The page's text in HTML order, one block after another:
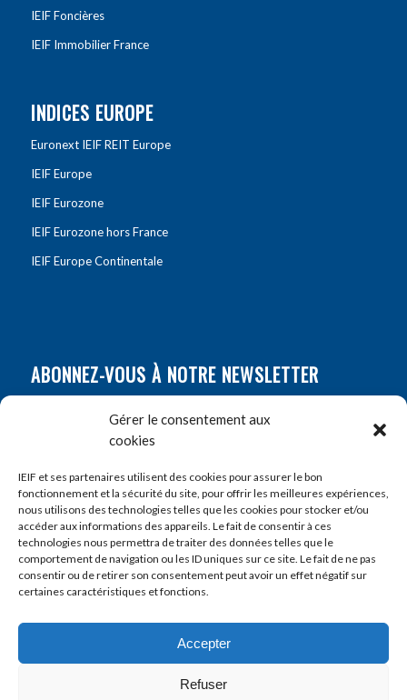
Gérer le consentement aux
cookies
IEIF et ses partenaires utilisent des cookies pour assurer le bon
fonctionnement et la sécurité du site, pour offrir les meilleures expériences,
nous utilisons des technologies telles que les cookies pour stocker et/ou
accéder aux informations des appareils. Le fait de consentir à ces
technologies nous permettra de traiter des données telles que le
comportement de navigation ou les ID uniques sur ce site. Le fait de ne pas
consentir ou de retirer son consentement peut avoir un effet négatif sur
certaines caractéristiques et fonctions.
Accepter
Refuser
IEIF Foncières
IEIF Immobilier France
INDICES EUROPE
Euronext IEIF REIT Europe
IEIF Europe
IEIF Eurozone
IEIF Eurozone hors France
IEIF Europe Continentale
ABONNEZ-VOUS À NOTRE NEWSLETTER
Prénom*
E-mail*